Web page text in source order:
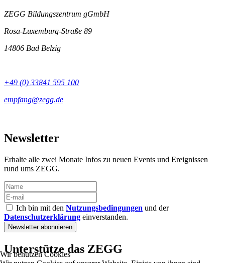
ZEGG Bildungszentrum gGmbH
Rosa-Luxemburg-Straße 89
14806 Bad Belzig
+49 (0) 33841 595 100
Newsletter
Erhalte alle zwei Monate Infos zu neuen Events und Ereignissen
rund ums ZEGG.
Ich bin mit den Nutzungsbedingungen und der
Datenschutzerklärung einverstanden.
Unterstütze das ZEGG
Wir benutzen Cookies